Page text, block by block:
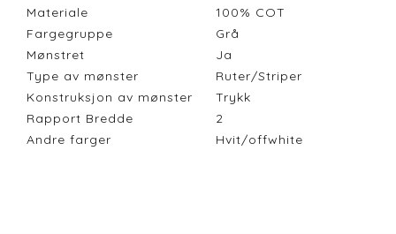
Materiale
100% COT
Fargegruppe
Grå
Mønstret
Ja
Type av mønster
Ruter/Striper
Konstruksjon av mønster
Trykk
Rapport Bredde
2
Andre farger
Hvit/offwhite